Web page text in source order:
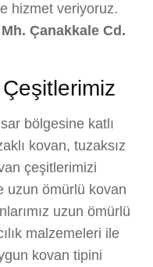
hizmet veriyoruz.
Çanakkale Cd.
bölgesine katlı
kovan, tuzaksız
çeşitlerimizi
uzun ömürlü kovan
uzun ömürlü
malzemeleri ile
kovan tipini